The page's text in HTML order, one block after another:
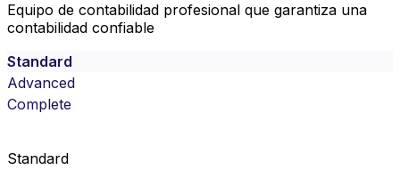
Equipo de contabilidad profesional que garantiza una
contabilidad confiable
Standard
Advanced
Complete
Standard